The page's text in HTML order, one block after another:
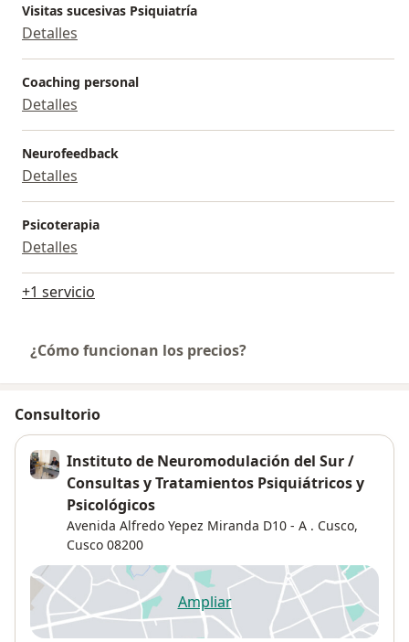
Visitas sucesivas Psiquiatría
Detalles
Coaching personal
Detalles
Neurofeedback
Detalles
Psicoterapia
Detalles
+1 servicio
¿Cómo funcionan los precios?
Consultorio
Instituto de Neuromodulación del Sur /
Consultas y Tratamientos Psiquiátricos y
Psicológicos
Avenida Alfredo Yepez Miranda D10 - A . Cusco,
Cusco 08200
Ampliarse abre en una nueva